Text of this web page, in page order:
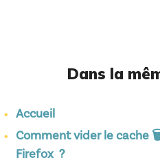
Dans la
Accueil
Comment vider le cache
Firefox ?